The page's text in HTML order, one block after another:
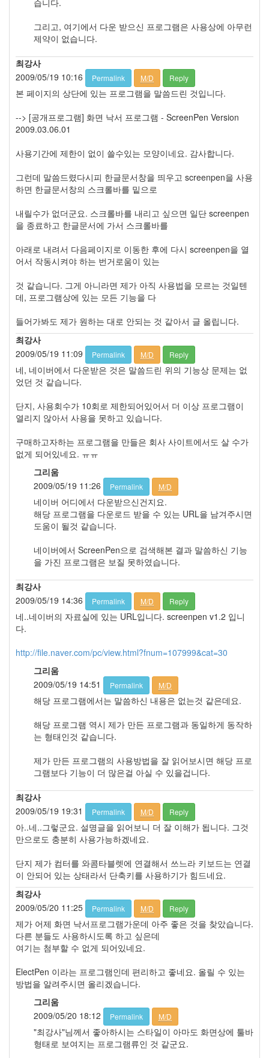
그리고, 여기에서 다운 받으신 프로그램은 사용상에 아무런
제약이 없습니다.
최강사
2009/05/19 10:16
Permalink M/D Reply
본 페이지의 상단에 있는 프로그램을 말씀드린 것입니다.
--> [공개프로그램] 화면 낙서 프로그램 - ScreenPen Version
2009.03.06.01
사용기간에 제한이 없이 쓸수있는 모양이네요. 감사합니다.
그런데 말씀드렸다시피 한글문서창을 띄우고 screenpen을 사용
하면 한글문서창의 스크롤바를 밑으로
내릴수가 없더군요. 스크롤바를 내리고 싶으면 일단 screenpen
을 종료하고 한글문서에 가서 스크롤바를
아래로 내려서 다음페이지로 이동한 후에 다시 screenpen을 열
어서 작동시켜야 하는 번거로움이 있는
것 같습니다. 그게 아니라면 제가 아직 사용법을 모르는 것일텐
데, 프로그램상에 있는 모든 기능을 다
들어가봐도 제가 원하는 대로 안되는 것 같아서 글 올립니다.
최강사
2009/05/19 11:09
Permalink M/D Reply
네, 네이버에서 다운받은 것은 말씀드린 위의 기능상 문제는 없
었던 것 같습니다.
단지, 사용회수가 10회로 제한되어있어서 더 이상 프로그램이
열리지 않아서 사용을 못하고 있습니다.
구매하고자하는 프로그램을 만들은 회사 사이트에서도 살 수가
없게 되어있네요. ㅠㅠ
그리움
2009/05/19 11:26
Permalink M/D
네이버 어디에서 다운받으신건지요.
해당 프로그램을 다운로드 받을 수 있는 URL을 남겨주시면
도움이 될것 같습니다.
네이버에서 ScreenPen으로 검색해본 결과 말씀하신 기능
을 가진 프로그램은 보질 못하였습니다.
최강사
2009/05/19 14:36
Permalink M/D Reply
네..네이버의 자료실에 있는 URL입니다. screenpen v1.2 입니
다.
http://file.naver.com/pc/view.html?fnum=107999&cat=30
그리움
2009/05/19 14:51
Permalink M/D
해당 프로그램에서는 말씀하신 내용은 없는것 같은데요.
해당 프로그램 역시 제가 만든 프로그램과 동일하게 동작하
는 형태인것 같습니다.
제가 만든 프로그램의 사용방법을 잘 읽어보시면 해당 프로
그램보다 기능이 더 많은걸 아실 수 있을겁니다.
최강사
2009/05/19 19:31
Permalink M/D Reply
아..네..그렇군요. 설명글을 읽어보니 더 잘 이해가 됩니다. 그것
만으로도 충분히 사용가능하겠네요.
단지 제가 컴터를 와콤타블렛에 연결해서 쓰느라 키보드는 연결
이 안되어 있는 상태라서 단축키를 사용하기가 힘드네요.
최강사
2009/05/20 11:25
Permalink M/D Reply
제가 어제 화면 낙서프로그램가운데 아주 좋은 것을 찾았습니다.
다른 분들도 사용하시도록 하고 싶은데
여기는 첨부할 수 없게 되어있네요.
ElectPen 이라는 프로그램인데 편리하고 좋네요. 올릴 수 있는
방법을 알려주시면 올리겠습니다.
그리움
2009/05/20 18:12
Permalink M/D
"최강사"님께서 좋아하시는 스타일이 아마도 화면상에 툴바
형태로 보여지는 프로그램류인 것 같군요.
ActiveX
1
문
자
(String)
0
관
0
OLE
1
Print(인
2
Image
4
ISAPI
DirectX
0
Network
0
Multimedia
0
퍼
넌
솔
루
Open
Source
IDE
2
Fun!
0
0
Builder
Components
Object
C++
10
Windows
API
2
니
핑,
스
푸
핑
0
USB
장
관
련
Graphic
Printing
Module